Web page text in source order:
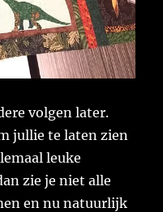
volgen later.
jullie te laten zien
leuke
zie je niet alle
en nu natuurlijk